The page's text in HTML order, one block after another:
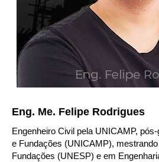
Eng. Me. Felipe Rodrigues
Engenheiro Civil pela UNICAMP,
e Fundações (UNICAMP),
Fundações (UNESP) e em